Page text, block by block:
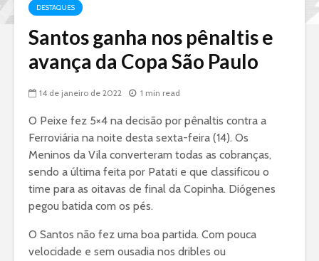
DESTAQUES
Santos ganha nos pênaltis e
avança da Copa São Paulo
14 de janeiro de 2022 1 min read
O Peixe fez 5×4 na decisão por pênaltis contra a
Ferroviária na noite desta sexta-feira (14). Os
Meninos da Vila converteram todas as cobranças,
sendo a última feita por Patati e que classificou o
time para as oitavas de final da Copinha. Diógenes
pegou batida com os pés.
O Santos não fez uma boa partida. Com pouca
velocidade e sem ousadia nos dribles ou